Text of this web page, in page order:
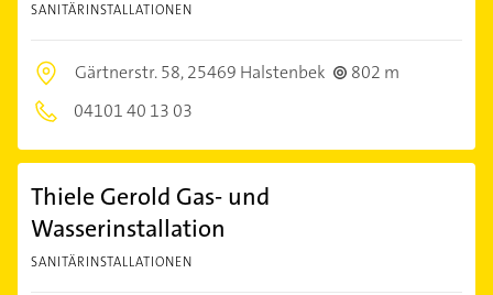
SANITÄRINSTALLATIONEN
Gärtnerstr. 58,25469 Halstenbek
802 m
04101 40 13 03
Thiele Gerold Gas- und
Wasserinstallation
SANITÄRINSTALLATIONEN